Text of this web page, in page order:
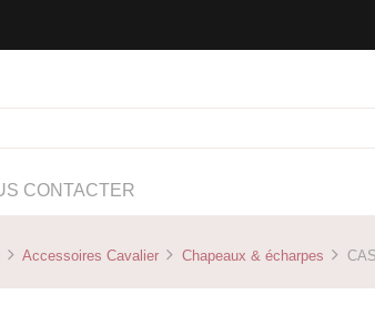
CONTACTER
Accessoires Cavalier Chapeaux & écharpes